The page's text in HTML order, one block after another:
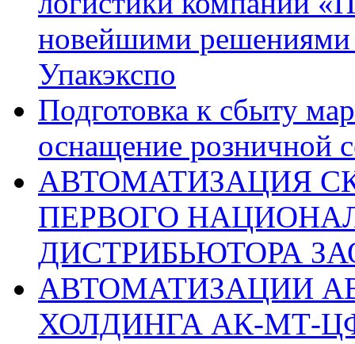
новейшими решениями
Упакэкспо
Подготовка к сбыту
оснащение розничной
АВТОМАТИЗАЦИЯ
ПЕРВОГО
ДИСТРИБЬЮТОРА
АВТОМАТИЗАЦИИ
ХОЛДИНГА АК-МТ-